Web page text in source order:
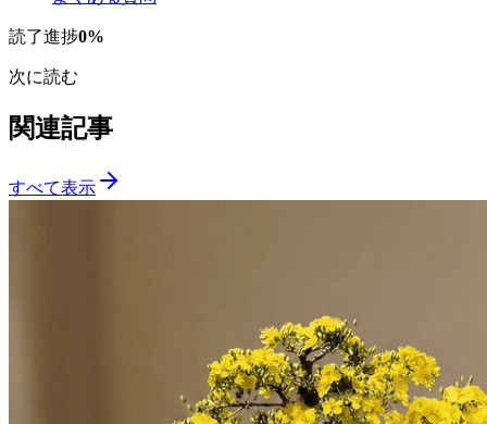
読了進捗0%
次に読む
関連記事
すべて表示